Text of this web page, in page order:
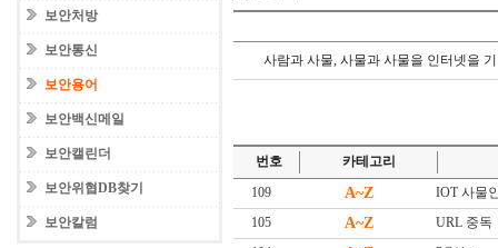
보안처방
보안통신
보안용어
보안백신메일
보안캘린더
보안위협DB찾기
보안칼럼
사람과 사물, 사물과 사물을 인터넷을
번호
카테고리
109
A~Z
IOT 사물
105
A~Z
URL 중독